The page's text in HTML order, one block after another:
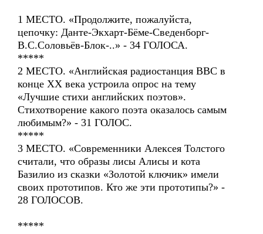
1 МЕСТО. «Продолжите, пожалуйста,
цепочку: Данте-Экхарт-Бёме-Сведенборг-
В.С.Соловьёв-Блок-..» - 34 ГОЛОСА.
*****
2 МЕСТО. «Английская радиостанция BBC в
конце XX века устроила опрос на тему
«Лучшие стихи английских поэтов».
Стихотворение какого поэта оказалось самым
любимым?» - 31 ГОЛОС.
*****
3 МЕСТО. «Современники Алексея Толстого
считали, что образы лисы Алисы и кота
Базилио из сказки «Золотой ключик» имели
своих прототипов. Кто же эти прототипы?» -
28 ГОЛОСОВ.
*****